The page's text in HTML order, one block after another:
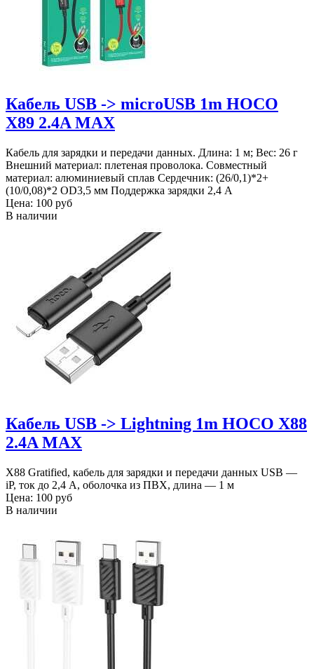
Кабель USB -> microUSB 1m HOCO
X89 2.4A MAX
Кабель для зарядки и передачи данных. Длина: 1 м; Вес: 26 г
Внешний материал: плетеная проволока. Совместный
материал: алюминиевый сплав Сердечник: (26/0,1)*2+
(10/0,08)*2 OD3,5 мм Поддержка зарядки 2,4 А
Цена: 100 руб
В наличии
Кабель USB -> Lightning 1m HOCO X88
2.4A MAX
X88 Gratified, кабель для зарядки и передачи данных USB —
iP, ток до 2,4 А, оболочка из ПВХ, длина — 1 м
Цена: 100 руб
В наличии